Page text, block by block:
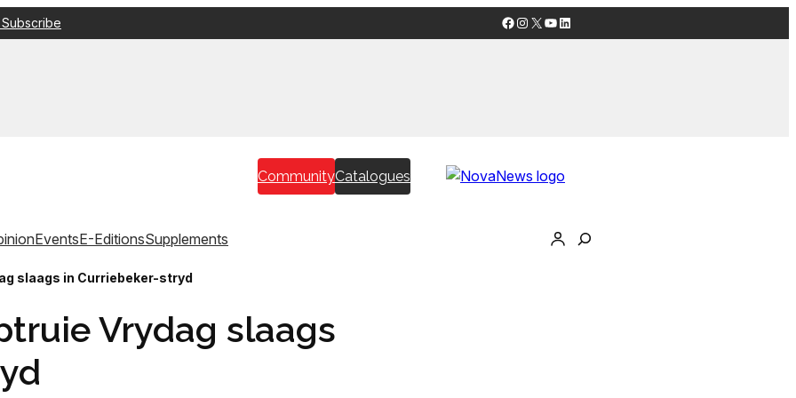
Facebook
Instagram
X YouTube
LinkedIn
CommunityCatalogues
EventsE-EditionsSupplements
slaags in Curriebeker-stryd
Vrydag slaags